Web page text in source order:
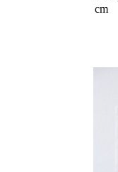
cm